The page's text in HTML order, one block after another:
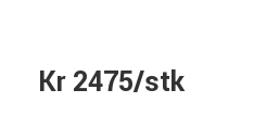
Kr 2475/stk